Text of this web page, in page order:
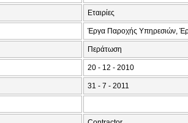
Εταιρίες
Έργα Παροχής Υπηρεσιών,
Περάτωση
20 - 12 - 2010
31 - 7 - 2011